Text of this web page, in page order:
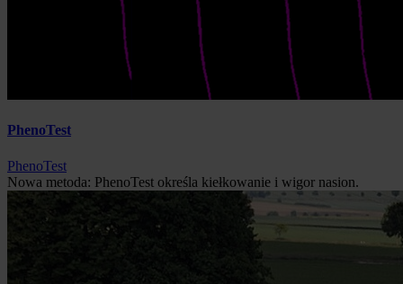
PhenoTest
PhenoTest
Nowa metoda: PhenoTest określa kiełkowanie i wigor nasion.